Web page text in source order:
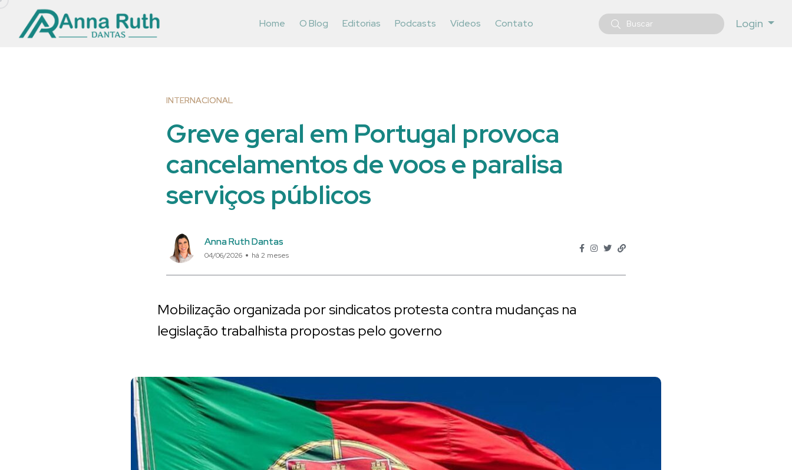
Home O Blog Editorias Podcasts Vídeos Contato Login
INTERNACIONAL
Greve geral em Portugal provoca
cancelamentos de voos e paralisa
serviços públicos
Anna Ruth Dantas
04/06/2026 há 2 meses
Mobilização organizada por sindicatos protesta contra mudanças na
legislação trabalhista propostas pelo governo